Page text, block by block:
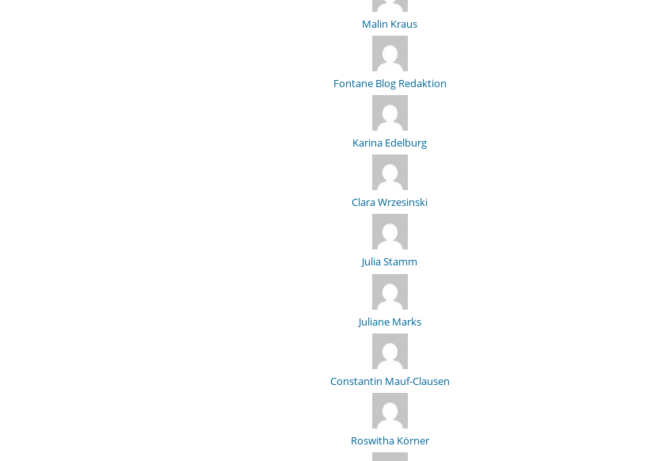
Malin Kraus
Fontane Blog Redaktion
Karina Edelburg
Clara Wrzesinski
Julia Stamm
Juliane Marks
Constantin Mauf-Clausen
Roswitha Körner